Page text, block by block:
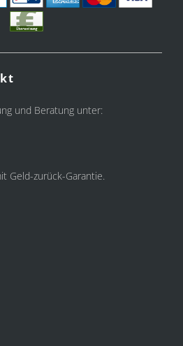
und Beratung unter:
Geld-zurück-Garantie.